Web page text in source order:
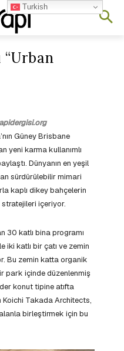
“Urban
Güney Brisbane
yeni karma kullanımlı
Dünyanın en yeşil
sürdürülebilir mimari
kaplı dikey bahçelerin
stratejileri içeriyor.
30 katlı bina programı
iki katlı bir çatı ve zemin
Bu zemin katta organik
park içinde düzenlenmiş
konut tipine atıfta
Koichi Takada Architects,
birleştirmek için bu
Turkish